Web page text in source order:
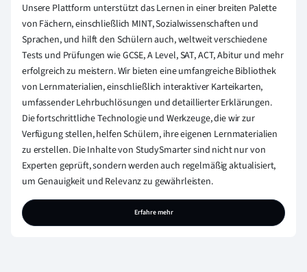
Unsere Plattform unterstützt das Lernen in einer breiten Palette
von Fächern, einschließlich MINT, Sozialwissenschaften und
Sprachen, und hilft den Schülern auch, weltweit verschiedene
Tests und Prüfungen wie GCSE, A Level, SAT, ACT, Abitur und mehr
erfolgreich zu meistern. Wir bieten eine umfangreiche Bibliothek
von Lernmaterialien, einschließlich interaktiver Karteikarten,
umfassender Lehrbuchlösungen und detaillierter Erklärungen.
Die fortschrittliche Technologie und Werkzeuge, die wir zur
Verfügung stellen, helfen Schülern, ihre eigenen Lernmaterialien
zu erstellen. Die Inhalte von StudySmarter sind nicht nur von
Experten geprüft, sondern werden auch regelmäßig aktualisiert,
um Genauigkeit und Relevanz zu gewährleisten.
Erfahre mehr